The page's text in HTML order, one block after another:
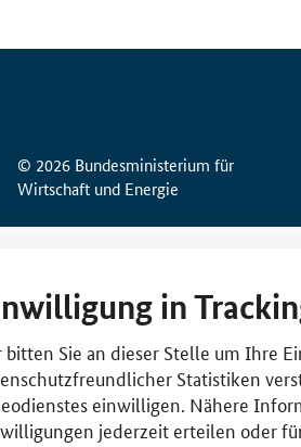
© 2026 Bundesministerium für
Wirtschaft und Energie
in
bitten Sie an dieser Stelle um Ihre
Statistiken
einwilligen. Nähere
jederzeit erteilen oder